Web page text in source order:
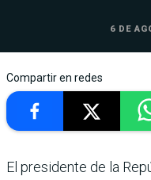
6 DE
Compartir en redes
El presidente de la